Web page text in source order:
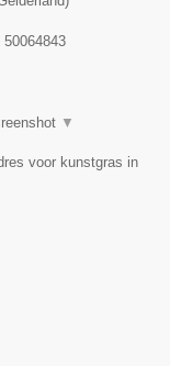
50064843
▼
voor kunstgras in